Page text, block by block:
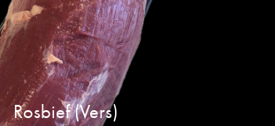
Rosbief (vers)